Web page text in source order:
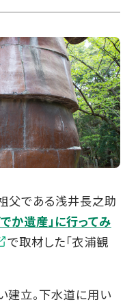
父である浅井長之助
か遺産」に行ってみ
で取材した「衣浦観
立。下水道に用い